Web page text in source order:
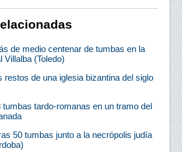
de medio centenar de tumbas en la
Villalba (Toledo)
restos de una iglesia bizantina del siglo
tumbas tardo-romanas en un tramo del
50 tumbas junto a la necrópolis judía